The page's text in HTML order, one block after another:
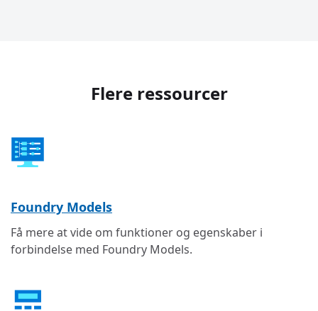
Flere ressourcer
Foundry Models
Få mere at vide om funktioner og egenskaber i
forbindelse med Foundry Models.